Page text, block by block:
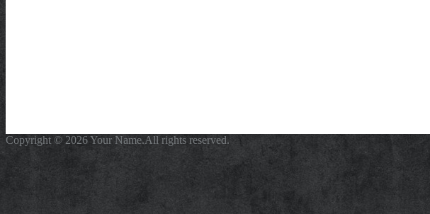
Copyright © 2026 Your Name.All rights reserved.